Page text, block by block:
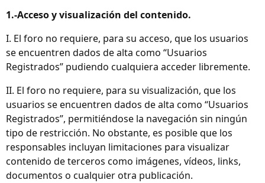
1.-Acceso y visualización del contenido.
I. El foro no requiere, para su acceso, que los usuarios
se encuentren dados de alta como “Usuarios
Registrados” pudiendo cualquiera acceder libremente.
II. El foro no requiere, para su visualización, que los
usuarios se encuentren dados de alta como “Usuarios
Registrados”, permitiéndose la navegación sin ningún
tipo de restricción. No obstante, es posible que los
responsables incluyan limitaciones para visualizar
contenido de terceros como imágenes, vídeos, links,
documentos o cualquier otra publicación.